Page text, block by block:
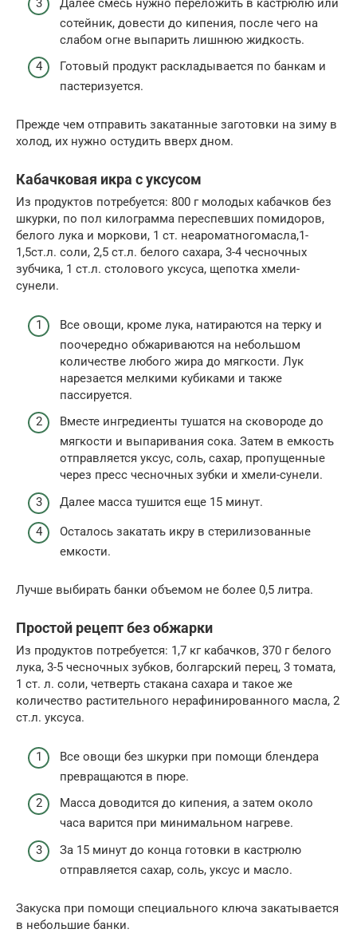
Далее смесь нужно переложить в кастрюлю или
сотейник, довести до кипения, после чего на
слабом огне выпарить лишнюю жидкость.
Готовый продукт раскладывается по банкам и
пастеризуется.
Прежде чем отправить закатанные заготовки на зиму в
холод, их нужно остудить вверх дном.
Кабачковая икра с уксусом
Из продуктов потребуется: 800 г молодых кабачков без
шкурки, по пол килограмма переспевших помидоров,
белого лука и моркови, 1 ст. неароматногомасла,1-
1,5ст.л. соли, 2,5 ст.л. белого сахара, 3-4 чесночных
зубчика, 1 ст.л. столового уксуса, щепотка хмели-
сунели.
Все овощи, кроме лука, натираются на терку и
поочередно обжариваются на небольшом
количестве любого жира до мягкости. Лук
нарезается мелкими кубиками и также
пассируется.
Вместе ингредиенты тушатся на сковороде до
мягкости и выпаривания сока. Затем в емкость
отправляется уксус, соль, сахар, пропущенные
через пресс чесночных зубки и хмели-сунели.
Далее масса тушится еще 15 минут.
Осталось закатать икру в стерилизованные
емкости.
Лучше выбирать банки объемом не более 0,5 литра.
Простой рецепт без обжарки
Из продуктов потребуется: 1,7 кг кабачков, 370 г белого
лука, 3-5 чесночных зубков, болгарский перец, 3 томата,
1 ст. л. соли, четверть стакана сахара и такое же
количество растительного нерафинированного масла, 2
ст.л. уксуса.
Все овощи без шкурки при помощи блендера
превращаются в пюре.
Масса доводится до кипения, а затем около
часа варится при минимальном нагреве.
За 15 минут до конца готовки в кастрюлю
отправляется сахар, соль, уксус и масло.
Закуска при помощи специального ключа закатывается
в небольшие банки.